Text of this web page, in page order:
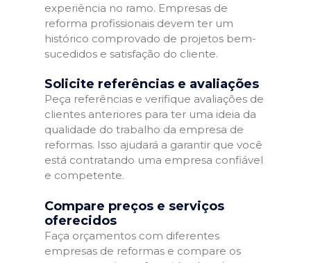
experiência no ramo. Empresas de
reforma profissionais devem ter um
histórico comprovado de projetos bem-
sucedidos e satisfação do cliente.
Solicite referências e avaliações
Peça referências e verifique avaliações de
clientes anteriores para ter uma ideia da
qualidade do trabalho da empresa de
reformas. Isso ajudará a garantir que você
está contratando uma empresa confiável
e competente.
Compare preços e serviços
oferecidos
Faça orçamentos com diferentes
empresas de reformas e compare os